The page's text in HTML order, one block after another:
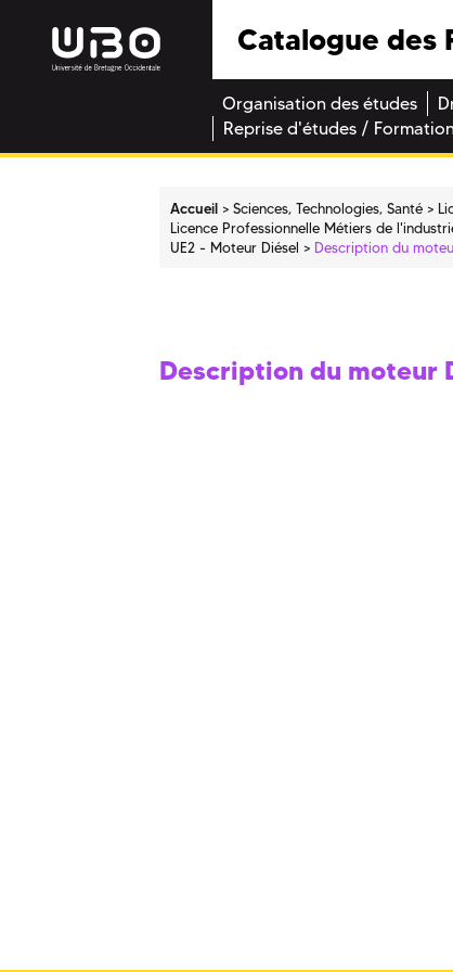
Catalogue des
Organisation des études
Reprise d'études /
Accueil Sciences, Technologies, Santé
Licence Professionnelle Métiers de
UE2 - Moteur Diésel
Description du
Description du moteur